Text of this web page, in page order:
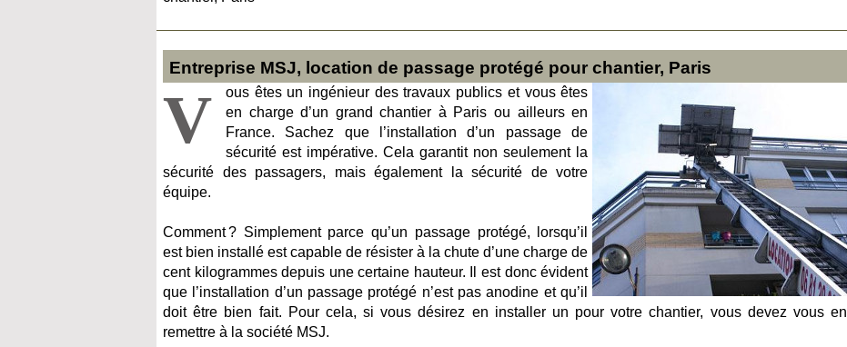
Entreprise MSJ, location de passage protégé pour chantier, Paris
V
ous êtes un ingénieur des travaux publics et vous êtes
en charge d’un grand chantier à Paris ou ailleurs en
France. Sachez que l’installation d’un passage de
sécurité est impérative. Cela garantit non seulement la
sécurité des passagers, mais également la sécurité de votre
équipe.
Comment ? Simplement parce qu’un passage protégé, lorsqu’il
est bien installé est capable de résister à la chute d’une charge de
cent kilogrammes depuis une certaine hauteur. Il est donc évident
que l’installation d’un passage protégé n’est pas anodine et qu’il
doit être bien fait. Pour cela, si vous désirez en installer un pour votre chantier, vous devez vous en
remettre à la société MSJ.